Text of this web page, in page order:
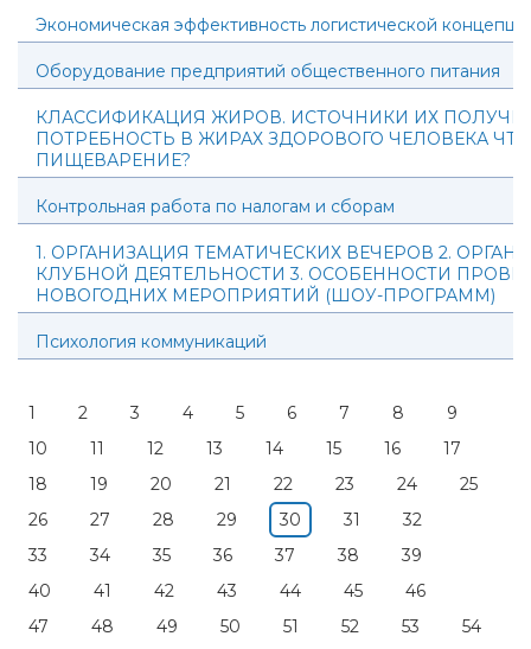
Экономическая эффективность логистической
Оборудование предприятий общественного питания
КЛАССИФИКАЦИЯ ЖИРОВ. ИСТОЧНИКИ ИХ
ПОТРЕБНОСТЬ В ЖИРАХ ЗДОРОВОГО ЧЕЛОВЕКА
ПИЩЕВАРЕНИЕ?
Контрольная работа по налогам и сборам
1. ОРГАНИЗАЦИЯ ТЕМАТИЧЕСКИХ ВЕЧЕРОВ 2.
КЛУБНОЙ ДЕЯТЕЛЬНОСТИ 3. ОСОБЕННОСТИ
НОВОГОДНИХ МЕРОПРИЯТИЙ (ШОУ-ПРОГРАММ)
Психология коммуникаций
1 2 3 4 5 6 7 8
9
10
11 12 13 14 15 16
17
18
19 20 21 22 23 24
25
26
27 28 29 30 31
32
33
34 35 36 37 38
39
40
41 42 43 44 45
46
47
48 49 50 51 52 53
54